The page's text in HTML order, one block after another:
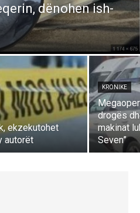
dënohen ish-
ekzekutohet
autorët
KRONIKE
drogës
makinat
Seven”